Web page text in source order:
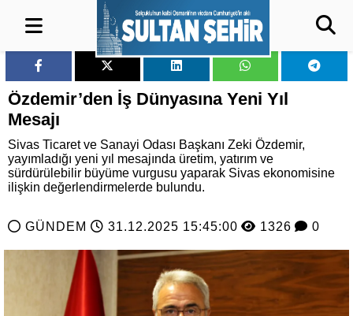
Özdemir’den İş Dünyasına Yeni Yıl
Mesajı
Sivas Ticaret ve Sanayi Odası Başkanı Zeki Özdemir,
yayımladığı yeni yıl mesajında üretim, yatırım ve
sürdürülebilir büyüme vurgusu yaparak Sivas ekonomisine
ilişkin değerlendirmelerde bulundu.
GÜNDEM 31.12.2025 15:45:00 1326 0